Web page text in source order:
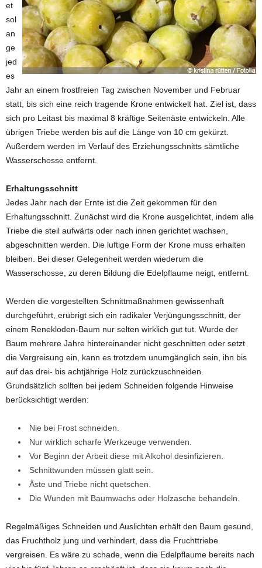
et
sol
an
ge
jed
es
Jahr an einem frostfreien Tag zwischen November und Februar
statt, bis sich eine reich tragende Krone entwickelt hat. Ziel ist, dass
sich pro Leitast bis maximal 8 kräftige Seitenäste entwickeln. Alle
übrigen Triebe werden bis auf die Länge von 10 cm gekürzt.
Außerdem werden im Verlauf des Erziehungsschnitts sämtliche
Wasserschosse entfernt.
Erhaltungsschnitt
Jedes Jahr nach der Ernte ist die Zeit gekommen für den
Erhaltungsschnitt. Zunächst wird die Krone ausgelichtet, indem alle
Triebe die steil aufwärts oder nach innen gerichtet wachsen,
abgeschnitten werden. Die luftige Form der Krone muss erhalten
bleiben. Bei dieser Gelegenheit werden wiederum die
Wasserschosse, zu deren Bildung die Edelpflaume neigt, entfernt.
Werden die vorgestellten Schnittmaßnahmen gewissenhaft
durchgeführt, erübrigt sich ein radikaler Verjüngungsschnitt, der
einem Renekloden-Baum nur selten wirklich gut tut. Wurde der
Baum mehrere Jahre hintereinander nicht geschnitten oder setzt
die Vergreisung ein, kann es trotzdem unumgänglich sein, ihn bis
auf das drei- bis achtjährige Holz zurückzuschneiden.
Grundsätzlich sollten bei jedem Schneiden folgende Hinweise
berücksichtigt werden:
Nie bei Frost schneiden.
Nur wirklich scharfe Werkzeuge verwenden.
Vor Beginn der Arbeit diese mit Alkohol desinfizieren.
Schnittwunden müssen glatt sein.
Äste und Triebe nicht quetschen.
Die Wunden mit Baumwachs oder Holzasche behandeln.
Regelmäßiges Schneiden und Auslichten erhält den Baum gesund,
das Fruchtholz jung und verhindert, dass die Fruchttriebe
vergreisen. Es wäre zu schade, wenn die Edelpflaume bereits nach